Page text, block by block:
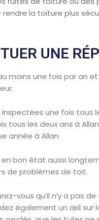
la toiture plus
UNE
moins une fois par an
une fois tous
tous les deux ans à
année à Allan.
bon état aussi
de problèmes de toit.
vous qu’il n’y a pas
également un œil sur